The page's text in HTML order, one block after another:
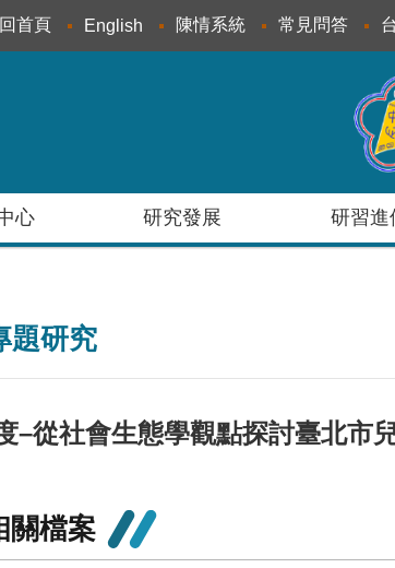
回首頁 English 陳情系統 常見問答
心 研究發展 研習進
題研究
–從社會生態學觀點探討臺北市
關檔案